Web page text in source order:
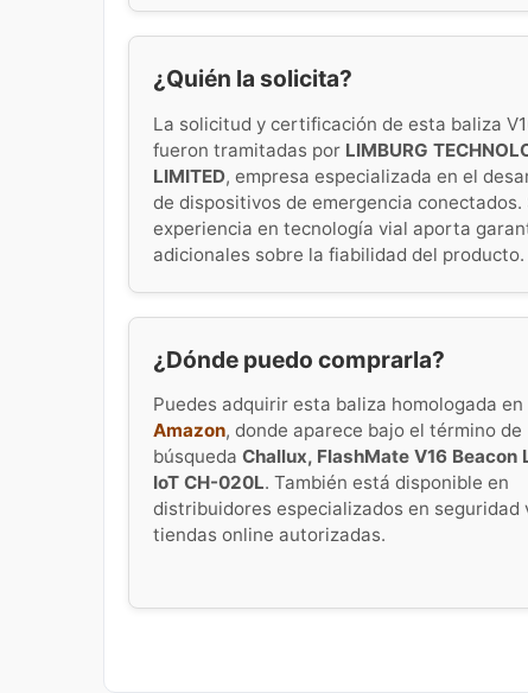
¿Quién la solicita?
La solicitud y certificación de esta baliza
fueron tramitadas por LIMBURG
LIMITED, empresa especializada en el
de dispositivos de emergencia conectados.
experiencia en tecnología vial aporta
adicionales sobre la fiabilidad del producto.
¿Dónde puedo comprarla?
Puedes adquirir esta baliza homologada en
Amazon, donde aparece bajo el término de
búsqueda Challux, FlashMate V16 Beacon
IoT CH-020L. También está disponible en
distribuidores especializados en seguridad
tiendas online autorizadas.